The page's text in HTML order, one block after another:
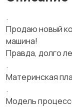
.
Продаю новый
машина!
Правда, долго
.
Материнская
.
Модель